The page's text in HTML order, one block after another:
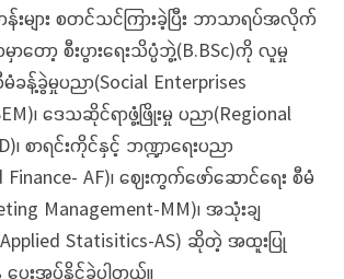
များ စတင်သင်ကြားခဲ့ပြီး ဘာသာရပ်အလိုက်
တော့ စီးပွားရေးသိပ္ပံဘွဲ့(B.BSc)ကို လူမှု
မံခန့်ခွဲမှုပညာ(Social Enterprises
၊ ဒေသဆိုင်ရာဖွံ့ဖြိုးမှု ပညာ(Regional
၊ စာရင်းကိုင်နှင့် ဘဏ္ဍာရေးပညာ
Finance- AF)၊ ဈေးကွက်ဖော်ဆောင်ရေး စီမံ
Management-MM)၊ အသုံးချ
Statisitics-AS) ဆိုတဲ့ အထူးပြု
ပေးအပ်နိုင်ခဲ့ပါတယ်။